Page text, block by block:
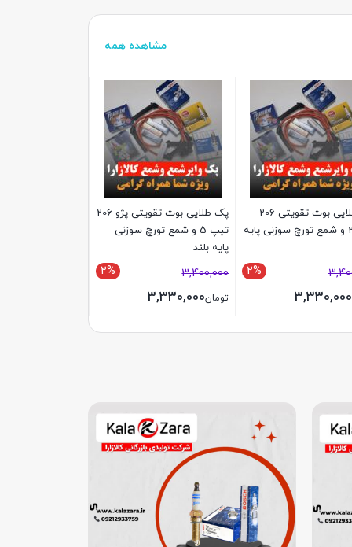
مشاهده همه
پک طلایی بوت تقویتی 206
تیپ 2 و شمع تورچ سوزنی پایه
2%
3,330,000
پک طلایی بوت تقویتی پژو 206
تیپ 5 و شمع تورچ سوزنی
پایه بلند
2% 3,400,000
تومان3,330,000